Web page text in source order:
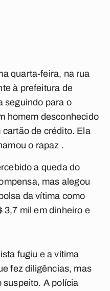
quarta-feira, na rua
à prefeitura de
seguindo para o
homem desconhecido
de crédito. Ela
o rapaz .
a queda do
mas alegou
da vítima como
3,7 mil em dinheiro e
fugiu e a vítima
fez diligências, mas
suspeito. A polícia